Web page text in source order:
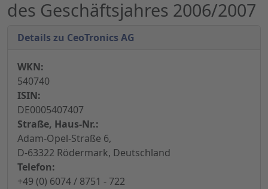
des Geschäftsjahres 2006/2007
Details zu CeoTronics AG
WKN:
540740
ISIN:
DE0005407407
Straße, Haus-Nr.:
Adam-Opel-Straße 6,
D-63322 Rödermark, Deutschland
Telefon:
+49 (0) 6074 / 8751 - 722